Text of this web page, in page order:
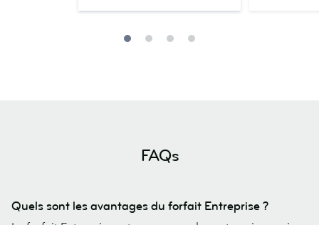
FAQs
Quels sont les avantages du forfait Entreprise ?